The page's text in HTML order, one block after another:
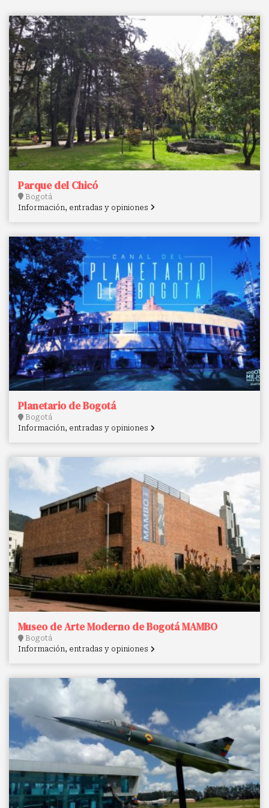
Parque del Chicó
Bogotá
Información, entradas y opiniones
Planetario de Bogotá
Bogotá
Información, entradas y opiniones
Museo de Arte Moderno de Bogotá MAMBO
Bogotá
Información, entradas y opiniones